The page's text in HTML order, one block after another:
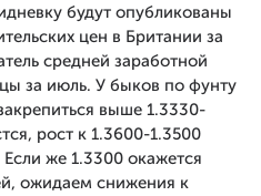
будут опубликованы
цен в Британии за
средней заработной
за июль. У быков по фунту
выше 1.3330-
рост к 1.3600-1.3500
же 1.3300 окажется
ожидаем снижения к